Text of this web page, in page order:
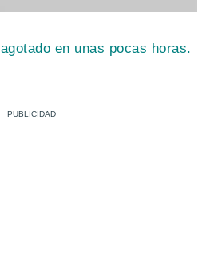
en unas pocas horas.